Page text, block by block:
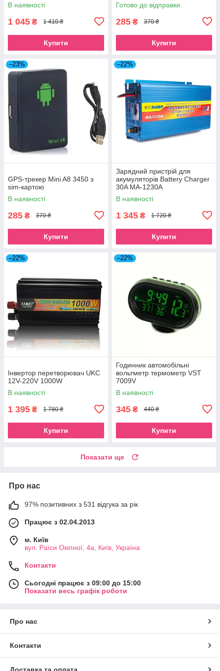
В наявності
1 045 ₴ 1 410 ₴
Купити
Готово до відправки
285 ₴ 370 ₴
Купити
–23%
GPS-трекер Mini A8 3450 з
sim-картою
В наявності
285 ₴ 370 ₴
Купити
–22%
Зарядний пристрій для
акумуляторів Battery Charger
30A MA-1230A
В наявності
1 345 ₴ 1 720 ₴
Купити
–22%
Інвертор перетворювач UKC
12V-220V 1000W
В наявності
1 395 ₴ 1 780 ₴
Купити
–22%
Годинник автомобільні
вольтметр термометр VST
7009V
В наявності
345 ₴ 440 ₴
Купити
Показати ще
Про нас
97% позитивних з 531 відгука за рік
Працює з 02.04.2013
м. Київ
вул. Раїси Окіпної, 4а, Київ, Україна
Контакти
Сьогодні працює з 09:00 до 15:00
Показати весь графік роботи
Про нас
Контакти